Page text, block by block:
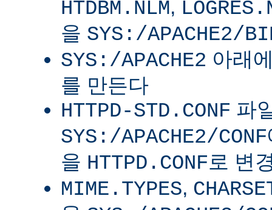
HTDBM.NLM,
을 SYS:/APACHE2/
SYS:/APACHE2 아래
를 만든다
HTTPD-STD.CONF 파
SYS:/APACHE2/CONF
을 HTTPD.CONF 로 변
MIME.TYPES,